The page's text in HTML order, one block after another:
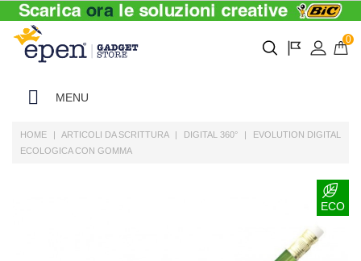
0
MENU
HOME ARTICOLI DA SCRITTURA DIGITAL 360°
EVOLUTION DIGITAL
ECOLOGICA CON GOMMA
ECO